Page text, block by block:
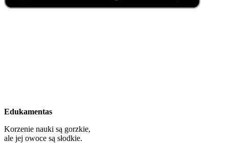
Edukamentas
Korzenie nauki są gorzkie,
ale jej owoce są słodkie.